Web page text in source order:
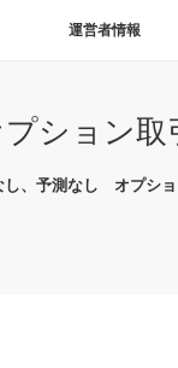
運営者情報
ション取
、予測なし オプショ